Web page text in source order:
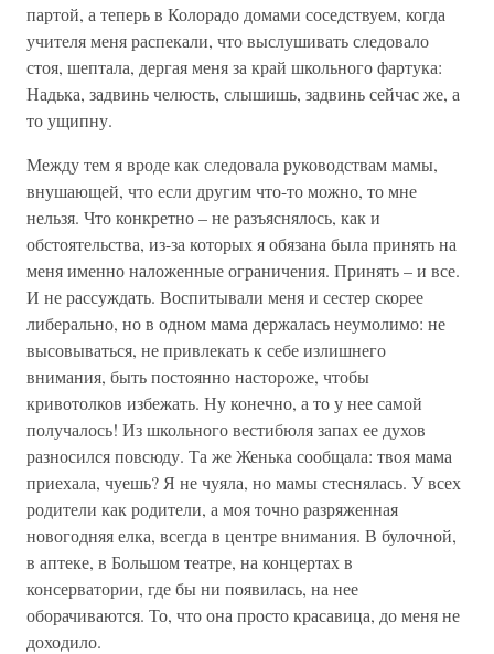
партой, а теперь в Колорадо домами соседствуем, когда
учителя меня распекали, что выслушивать следовало
стоя, шептала, дергая меня за край школьного фартука:
Надька, задвинь челюсть, слышишь, задвинь сейчас же, а
то ущипну.
Между тем я вроде как следовала руководствам мамы,
внушающей, что если другим что-то можно, то мне
нельзя. Что конкретно – не разъяснялось, как и
обстоятельства, из-за которых я обязана была принять на
меня именно наложенные ограничения. Принять – и все.
И не рассуждать. Воспитывали меня и сестер скорее
либерально, но в одном мама держалась неумолимо: не
высовываться, не привлекать к себе излишнего
внимания, быть постоянно настороже, чтобы
кривотолков избежать. Ну конечно, а то у нее самой
получалось! Из школьного вестибюля запах ее духов
разносился повсюду. Та же Женька сообщала: твоя мама
приехала, чуешь? Я не чуяла, но мамы стеснялась. У всех
родители как родители, а моя точно разряженная
новогодняя елка, всегда в центре внимания. В булочной,
в аптеке, в Большом театре, на концертах в
консерватории, где бы ни появилась, на нее
оборачиваются. То, что она просто красавица, до меня не
доходило.